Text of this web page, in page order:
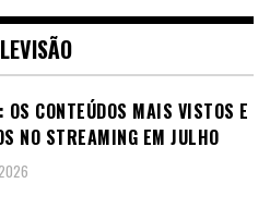
OS CONTEÚDOS MAIS VISTOS E
NO STREAMING EM JULHO